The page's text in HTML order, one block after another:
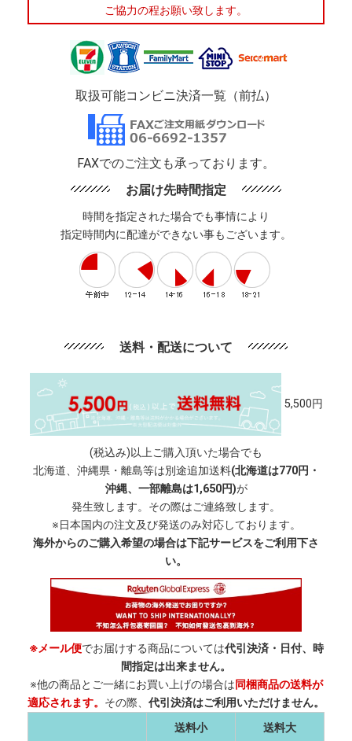
ご協力の程お願い致します。
取扱可能コンビニ決済一覧（前払）
FAXでのご注文も承っております。
お届け先時間指定
時間を指定された場合でも事情により
指定時間内に配達ができない事もございます。
送料・配送について
5,500円
(税込み)以上ご購入頂いた場合でも
北海道、沖縄県・離島等は別途追加送料(北海道は770円・
沖縄、一部離島は1,650円)が
発生致します。その際はご連絡致します。
※日本国内の注文及び発送のみ対応しております。
海外からのご購入希望の場合は下記サービスをご利用下さ
い。
※メール便でお届けする商品については代引決済・日付、時
間指定は出来ません。
※他の商品とご一緒にお買い上げの場合は同梱商品の送料が
適応されます。 その際、 代引決済はご利用いただけません。
送料小
送料大